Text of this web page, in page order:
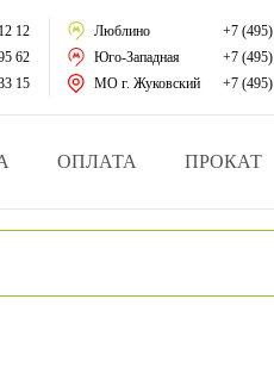
за больными
12
62
15
Люблино
+7
Юго-Западная
+7
МО г. Жуковский
+7
ОПЛАТА ПРОКАТ